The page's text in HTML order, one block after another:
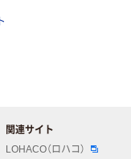
関連サイト
LOHACO（ロハコ）